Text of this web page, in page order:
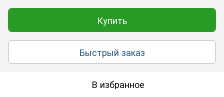
Купить
Быстрый заказ
В избранное